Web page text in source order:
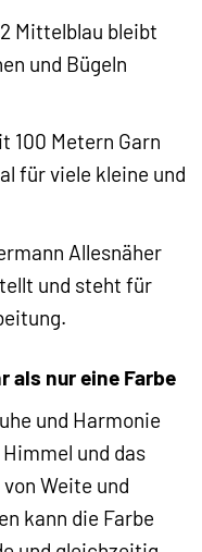
Mittelblau bleibt
und Bügeln
100 Metern Garn
für viele kleine und
Allesnäher
und steht für
als nur eine Farbe
und Harmonie
und das
Weite und
kann die Farbe